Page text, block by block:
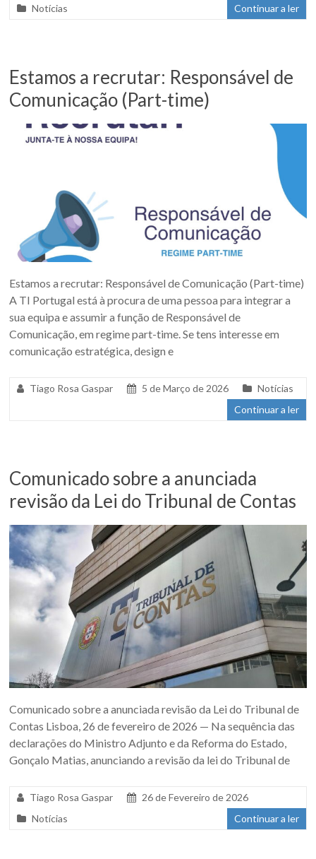
Notícias
Continuar a ler
Estamos a recrutar: Responsável de
Comunicação (Part-time)
Estamos a recrutar: Responsável de Comunicação (Part-time)
A TI Portugal está à procura de uma pessoa para integrar a
sua equipa e assumir a função de Responsável de
Comunicação, em regime part-time. Se tens interesse em
comunicação estratégica, design e
Tiago Rosa Gaspar 5 de Março de 2026
Notícias
Continuar a ler
Comunicado sobre a anunciada
revisão da Lei do Tribunal de Contas
Comunicado sobre a anunciada revisão da Lei do Tribunal de
Contas Lisboa, 26 de fevereiro de 2026 — Na sequência das
declarações do Ministro Adjunto e da Reforma do Estado,
Gonçalo Matias, anunciando a revisão da lei do Tribunal de
Tiago Rosa Gaspar
26 de Fevereiro de 2026
Notícias
Continuar a ler